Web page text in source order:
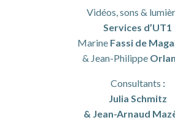
Vidéos, sons &
Services d’UT1
Marine Fassi de
& Jean-Philippe
Consultants :
Julia Schmitz
& Jean-Arnaud